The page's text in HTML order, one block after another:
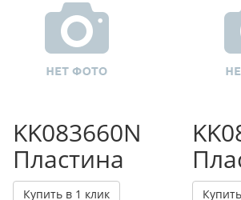
KK083660N
Пластина
Купить в 1 клик